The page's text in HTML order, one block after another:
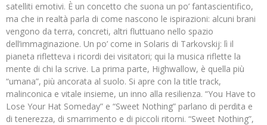
satelliti emotivi. È un concetto che suona un po’ fantascientifico,
ma che in realtà parla di come nascono le ispirazioni: alcuni brani
vengono da terra, concreti, altri fluttuano nello spazio
dell’immaginazione. Un po’ come in Solaris di Tarkovskij: lì il
pianeta rifletteva i ricordi dei visitatori; qui la musica riflette la
mente di chi la scrive. La prima parte, Highwallow, è quella più
“umana”, più ancorata al suolo. Si apre con la title track,
malinconica e vitale insieme, un inno alla resilienza. “You Have to
Lose Your Hat Someday” e “Sweet Nothing” parlano di perdita e
di tenerezza, di smarrimento e di piccoli ritorni. “Sweet Nothing”,